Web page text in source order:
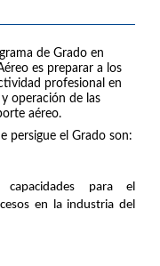
de Grado en
es preparar a los
profesional en
y operación de las
aéreo.
persigue el Grado son:
para el
en la industria del